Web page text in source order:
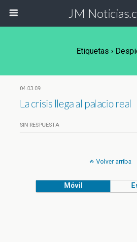
JM
Etiquetas ›
04.03.09
La crisis llega al palacio real
SIN RESPUESTA
Volver arriba
Móvil